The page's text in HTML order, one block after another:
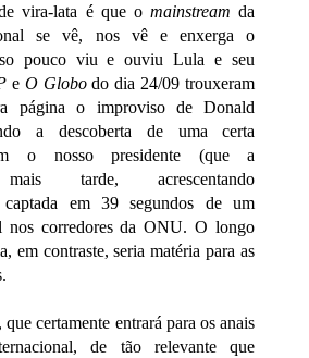
vira-lata é que omainstream da
se vê, nos vê e enxerga o
pouco viu e ouviu Lula e seu
e O Globodo dia 24/09 trouxeram
página o improviso de Donald
a descoberta de uma certa
o nosso presidente (que a
tarde, acrescentando
captada em 39 segundos de um
nos corredores da ONU. O longo
em contraste, seria matéria para as
certamente entrará para os anais
de tão relevante que